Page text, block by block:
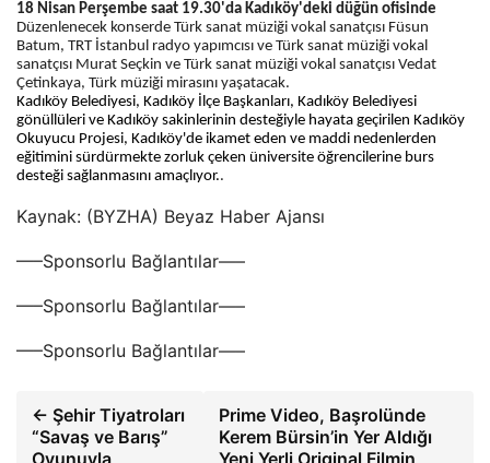
18 Nisan Perşembe saat 19.30'da Kadıköy'deki düğün ofisinde
Düzenlenecek konserde Türk sanat müziği vokal sanatçısı Füsun
Batum, TRT İstanbul radyo yapımcısı ve Türk sanat müziği vokal
sanatçısı Murat Seçkin ve Türk sanat müziği vokal sanatçısı Vedat
Çetinkaya, Türk müziği mirasını yaşatacak.
Kadıköy Belediyesi, Kadıköy İlçe Başkanları, Kadıköy Belediyesi
gönüllüleri ve Kadıköy sakinlerinin desteğiyle hayata geçirilen Kadıköy
Okuyucu Projesi, Kadıköy'de ikamet eden ve maddi nedenlerden
eğitimini sürdürmekte zorluk çeken üniversite öğrencilerine burs
desteği sağlanmasını amaçlıyor..
Kaynak: (BYZHA) Beyaz Haber Ajansı
—–Sponsorlu Bağlantılar—–
—–Sponsorlu Bağlantılar—–
—–Sponsorlu Bağlantılar—–
← Şehir Tiyatroları
“Savaş ve Barış”
Oyunuyla
Prime Video, Başrolünde
Kerem Bürsin’in Yer Aldığı
Yeni Yerli Original Filmin